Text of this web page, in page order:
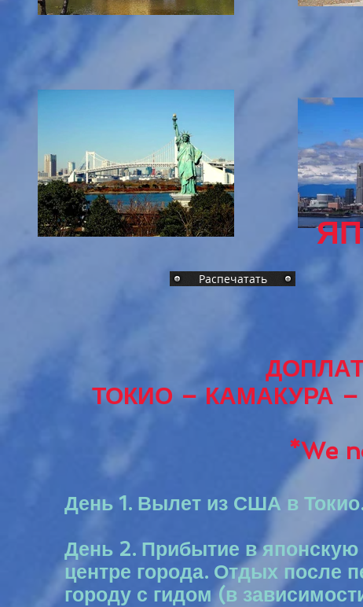
ТОКИО – КАМАКУРА
*We
День 1. Вылет из США в
День 2. Прибытие в
центре города. Отдых после
городу с гидом (в
Распечатать